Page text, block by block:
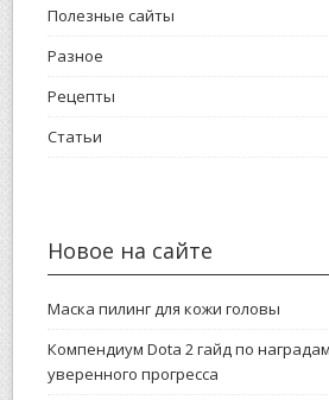
Полезные сайты
Разное
Рецепты
Статьи
Новое на сайте
Маска пилинг для кожи головы
Компендиум Dota 2 гайд по
уверенного прогресса